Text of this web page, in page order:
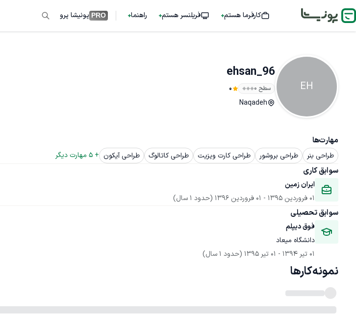
کارفرما هستم فریلنسر هستم راهنما PRO پونیشا پرو
EH
ehsan_96
سطح ۰ 0
Naqadeh
مهارت‌ها
طراحی بنر طراحی بروشور طراحی کارت ویزیت طراحی کاتالوگ طراحی آیکون +
5 مهارت دیگر
سوابق کاری
ایران زمین
01 فروردین 1395
- 01 فروردین 1396 (حدود 1 سال)
سوابق تحصیلی
فوق دیپلم
دانشگاه میعاد
01 تیر 1394
- 01 تیر 1395 (حدود 1 سال)
نمونه‌کارها